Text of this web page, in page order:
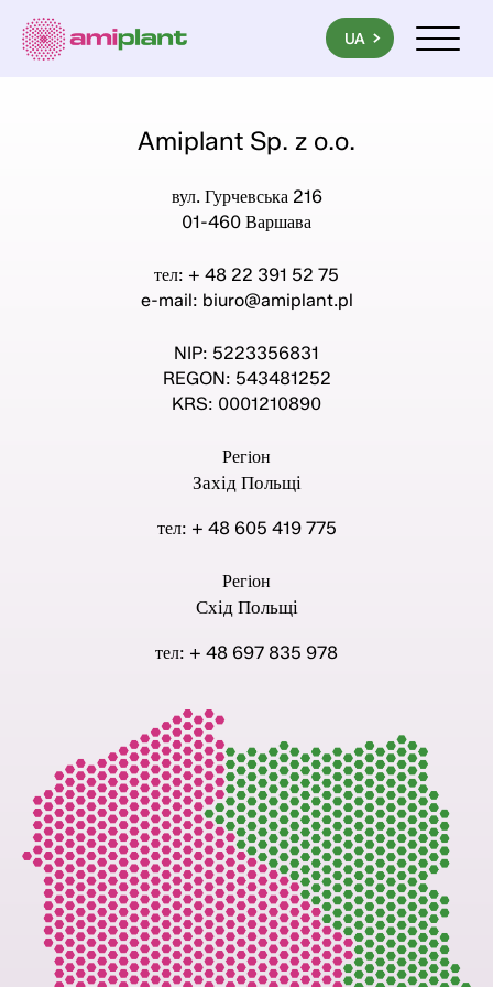
PL
EN
UA
Amiplant Sp. z o.o.
вул. Гурчевська 216
01-460 Варшава
тел: + 48 22 391 52 75
e-mail: biuro@amiplant.pl
NIP: 5223356831
REGON: 543481252
KRS: 0001210890
Регіон
Захід Польщі
тел: + 48 605 419 775
Регіон
Схід Польщі
тел: + 48 697 835 978
Menu